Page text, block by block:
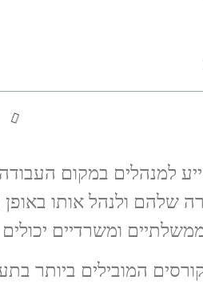
למנהלים במקום
שלהם ולנהל אותו
ומשרדיים
המובילים ביותר